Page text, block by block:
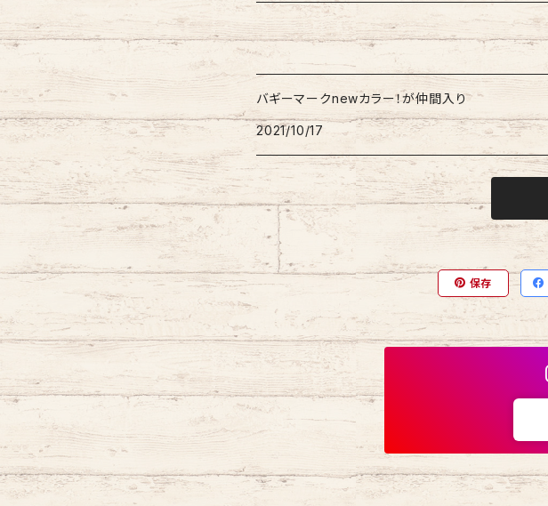
みにまる
くるくるぷち
バギーマークプチ
バギーマークミニ
バギーマークナノ
吸盤バギーマーク
車用バキーマーク
XXLサイズ
オプションリボン
XLサイズ
バギーマークナノ
バギーマークプチ
吸盤付きバギーマーク
横型ストラップ
イニシャルチャーム
バッグその他
バギーポケット
ビックバギーポケット
バギーマークプチ
バギーマークレギュラー
ブーツ
Sサイズ
Mサイズ
Lサイズ
XLサイズ
XXLサイズ
ミニサイズ
レギュラーサイズ
ティッシュケース
リメイク品
バギーマークミニ
バギーマーク
バギーマークnewカラー！が仲間入り
2021/10/17
保存